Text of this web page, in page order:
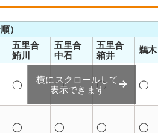
）
五里合
鮪川
五里合
中石
五里合
箱井
鵜木
◯ ◯ ◯ ◯
◯ ◯ ◯ ◯
横にスクロールして
表示できます